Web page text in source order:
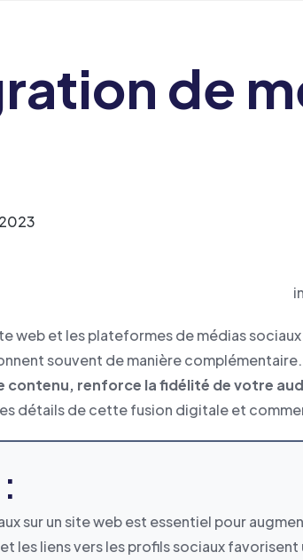
de
web et les plateformes de médias
souvent de manière complémentaire.
contenu, renforce la fidélité de votre
détails de cette fusion digitale et
sur un site web est essentiel pour
les liens vers les profils sociaux